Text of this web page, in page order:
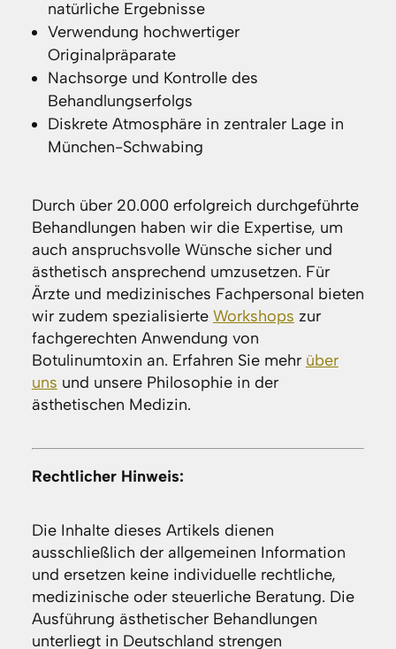
natürliche Ergebnisse
Verwendung hochwertiger
Originalpräparate
Nachsorge und Kontrolle des
Behandlungserfolgs
Diskrete Atmosphäre in zentraler Lage in
München-Schwabing
Durch über 20.000 erfolgreich durchgeführte
Behandlungen haben wir die Expertise, um
auch anspruchsvolle Wünsche sicher und
ästhetisch ansprechend umzusetzen. Für
Ärzte und medizinisches Fachpersonal bieten
wir zudem spezialisierte Workshops zur
fachgerechten Anwendung von
Botulinumtoxin an. Erfahren Sie mehr über
uns und unsere Philosophie in der
ästhetischen Medizin.
Rechtlicher Hinweis:
Die Inhalte dieses Artikels dienen
ausschließlich der allgemeinen Information
und ersetzen keine individuelle rechtliche,
medizinische oder steuerliche Beratung. Die
Ausführung ästhetischer Behandlungen
unterliegt in Deutschland strengen